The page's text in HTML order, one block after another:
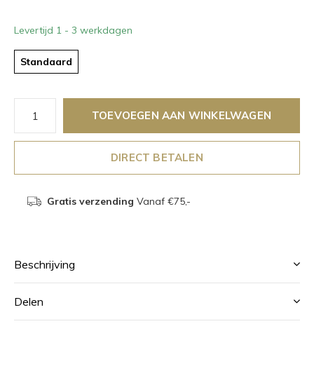
Levertijd 1 - 3 werkdagen
Standaard
TOEVOEGEN AAN WINKELWAGEN
DIRECT BETALEN
Gratis verzending Vanaf €75,-
Beschrijving
Delen